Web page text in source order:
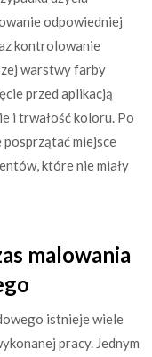
odpowiedniej
kontrolowanie
warstwy farby
przed aplikacją
i trwałość koloru. Po
posprzątać miejsce
które nie miały
malowania
istnieje wiele
pracy. Jednym